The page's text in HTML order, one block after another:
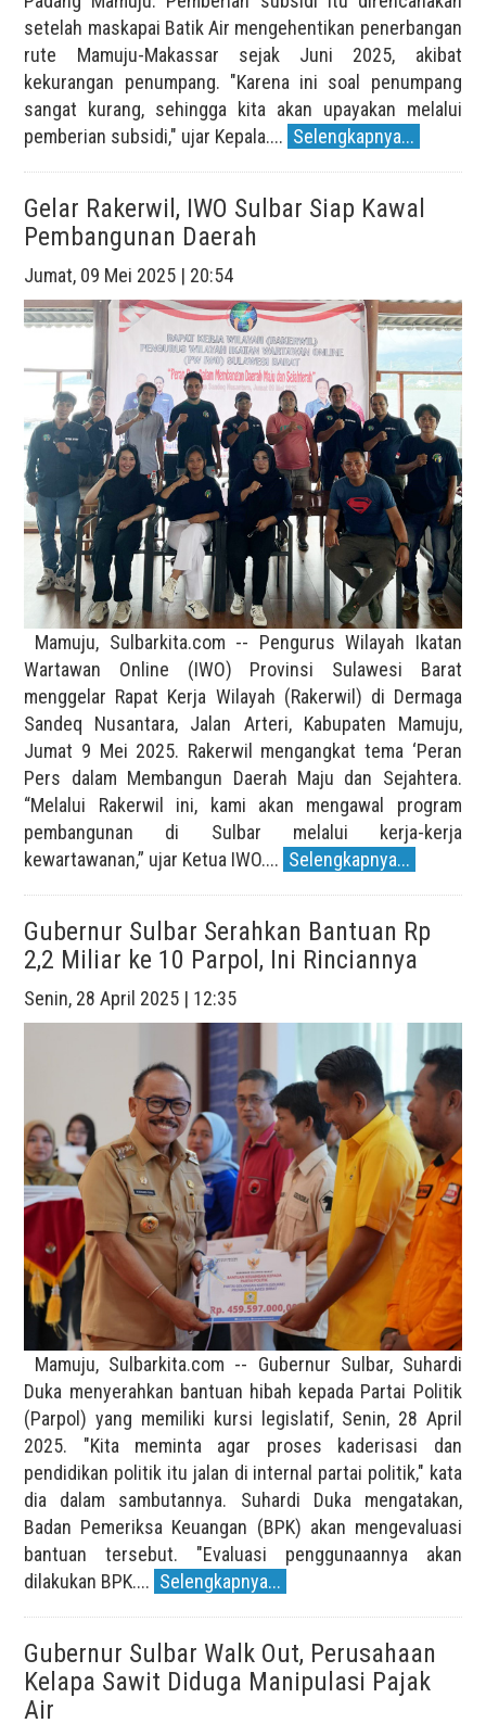
setelah maskapai Batik Air mengehentikan penerbangan
rute Mamuju-Makassar sejak Juni 2025, akibat
kekurangan penumpang. "Karena ini soal penumpang
sangat kurang, sehingga kita akan upayakan melalui
pemberian subsidi," ujar Kepala.... Selengkapnya...
Gelar Rakerwil, IWO Sulbar Siap Kawal
Pembangunan Daerah
Jumat, 09 Mei 2025 | 20:54
Mamuju, Sulbarkita.com -- Pengurus Wilayah Ikatan
Wartawan Online (IWO) Provinsi Sulawesi Barat
menggelar Rapat Kerja Wilayah (Rakerwil) di Dermaga
Sandeq Nusantara, Jalan Arteri, Kabupaten Mamuju,
Jumat 9 Mei 2025. Rakerwil mengangkat tema ‘Peran
Pers dalam Membangun Daerah Maju dan Sejahtera.
“Melalui Rakerwil ini, kami akan mengawal program
pembangunan di Sulbar melalui kerja-kerja
kewartawanan,” ujar Ketua IWO.... Selengkapnya...
Gubernur Sulbar Serahkan Bantuan Rp
2,2 Miliar ke 10 Parpol, Ini Rinciannya
Senin, 28 April 2025 | 12:35
Mamuju, Sulbarkita.com -- Gubernur Sulbar, Suhardi
Duka menyerahkan bantuan hibah kepada Partai Politik
(Parpol) yang memiliki kursi legislatif, Senin, 28 April
2025. "Kita meminta agar proses kaderisasi dan
pendidikan politik itu jalan di internal partai politik," kata
dia dalam sambutannya. Suhardi Duka mengatakan,
Badan Pemeriksa Keuangan (BPK) akan mengevaluasi
bantuan tersebut. "Evaluasi penggunaannya akan
dilakukan BPK.... Selengkapnya...
Gubernur Sulbar Walk Out, Perusahaan
Kelapa Sawit Diduga Manipulasi Pajak
Air